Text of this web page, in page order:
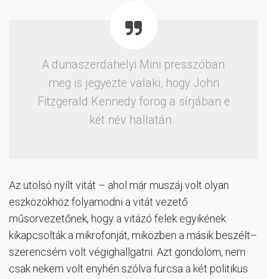
A dunaszerdahelyi Mini presszóban
meg is jegyezte valaki, hogy John
Fitzgerald Kennedy forog a sírjában e
két név hallatán.
Az utolsó nyílt vitát – ahol már muszáj volt olyan
eszközökhöz folyamodni a vitát vezető
műsorvezetőnek, hogy a vitázó felek egyikének
kikapcsolták a mikrofonját, miközben a másik beszélt–
szerencsém volt végighallgatni. Azt gondolom, nem
csak nekem volt enyhén szólva furcsa a két politikus